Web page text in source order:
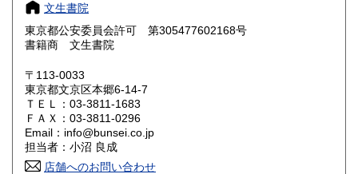
250円
栃木県
埼玉県 250円
東京都 250円
新潟県 250円
文生書院
東京都公安委員会許可 第305477602168号
書籍商 文生書院
〒113-0033
東京都文京区本郷6-14-7
ＴＥＬ：03-3811-1683
ＦＡＸ：03-3811-0296
Email：info@bunsei.co.jp
担当者：小沼 良成
店舗へのお問い合わせ